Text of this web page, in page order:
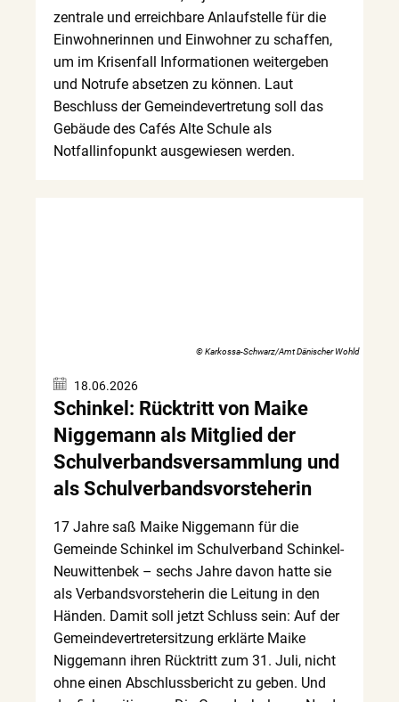
zentrale und erreichbare Anlaufstelle für die
Einwohnerinnen und Einwohner zu schaffen,
um im Krisenfall Informationen weitergeben
und Notrufe absetzen zu können. Laut
Beschluss der Gemeindevertretung soll das
Gebäude des Cafés Alte Schule als
Notfallinfopunkt ausgewiesen werden.
© Karkossa-Schwarz/Amt Dänischer Wohld
18.06.2026
Schinkel: Rücktritt von Maike
Niggemann als Mitglied der
Schulverbandsversammlung und
als Schulverbandsvorsteherin
17 Jahre saß Maike Niggemann für die
Gemeinde Schinkel im Schulverband Schinkel-
Neuwittenbek – sechs Jahre davon hatte sie
als Verbandsvorsteherin die Leitung in den
Händen. Damit soll jetzt Schluss sein: Auf der
Gemeindevertretersitzung erklärte Maike
Niggemann ihren Rücktritt zum 31. Juli, nicht
ohne einen Abschlussbericht zu geben. Und